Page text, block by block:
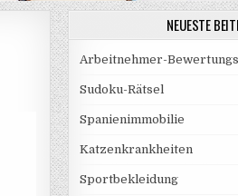
NEUESTE
Arbeitnehmer-
Sudoku-Rätsel
Spanienimmobilie
Katzenkrankheiten
Sportbekleidung